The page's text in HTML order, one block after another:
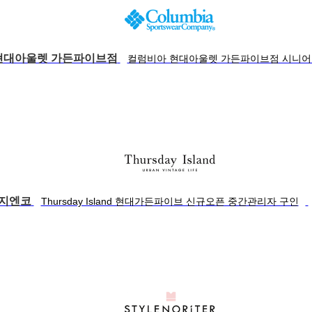
대아울렛 가든파이브점 컬럼비아 현대아울렛 가든파이브점 시니
엔코 Thursday Island 현대가든파이브 신규오픈 중간관리자 구인